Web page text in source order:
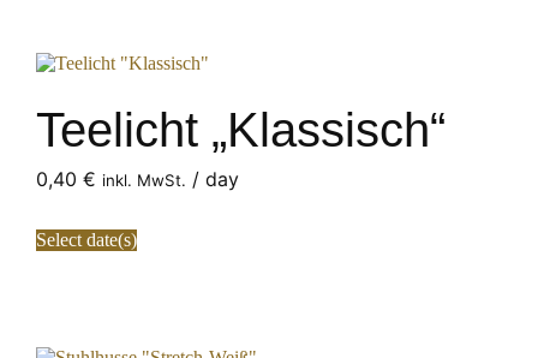
Teelicht „Klassisch“
0,40€ inkl. MwSt. / day
Select date(s)